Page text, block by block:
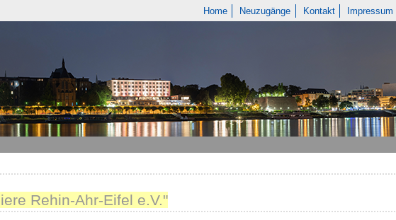
Home Neuzugänge Kontakt Impressum
Rehin-Ahr-Eifel e.V."